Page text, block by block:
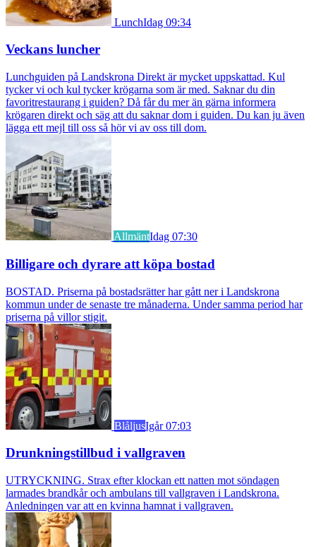
LunchIdag 09:34
Veckans luncher
Lunchguiden på Landskrona Direkt är mycket uppskattad. Kul
tycker vi och kul tycker krögarna som är med. Saknar du din
favoritrestaurang i guiden? Då får du mer än gärna informera
krögaren direkt och säg att du saknar dom i guiden. Du kan ju även
lägga ett mejl till oss så hör vi av oss till dom.
AllmäntIdag 07:30
Billigare och dyrare att köpa bostad
BOSTAD. Priserna på bostadsrätter har gått ner i Landskrona
kommun under de senaste tre månaderna. Under samma period har
priserna på villor stigit.
BlåljusIgår 07:03
Drunkningstillbud i vallgraven
UTRYCKNING. Strax efter klockan ett natten mot söndagen
larmades brandkår och ambulans till vallgraven i Landskrona.
Anledningen var att en kvinna hamnat i vallgraven.